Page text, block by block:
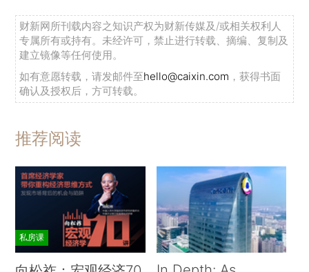
财新网所刊载内容之知识产权为财新传媒及/或相关权利人
专属所有或持有。未经许可，禁止进行转载、摘编、复制及
建立镜像等任何使用。
如有意愿转载，请发邮件至hello@caixin.com ，获得书面
确认及授权后，方可转载。
推荐阅读
私房课